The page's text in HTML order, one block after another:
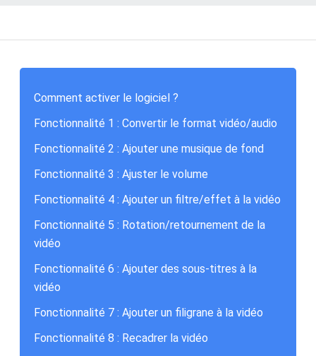
Comment activer le logiciel ?
Fonctionnalité 1 : Convertir le format vidéo/audio
Fonctionnalité 2 : Ajouter une musique de fond
Fonctionnalité 3 : Ajuster le volume
Fonctionnalité 4 : Ajouter un filtre/effet à la vidéo
Fonctionnalité 5 : Rotation/retournement de la
vidéo
Fonctionnalité 6 : Ajouter des sous-titres à la
vidéo
Fonctionnalité 7 : Ajouter un filigrane à la vidéo
Fonctionnalité 8 : Recadrer la vidéo